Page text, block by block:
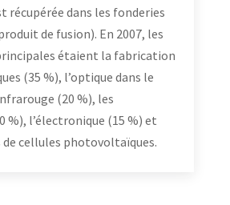
récupérée dans les fonderies
de fusion). En 2007, les
étaient la fabrication
(35 %), l’optique dans le
(20 %), les
%), l’électronique (15 %) et
cellules photovoltaïques.